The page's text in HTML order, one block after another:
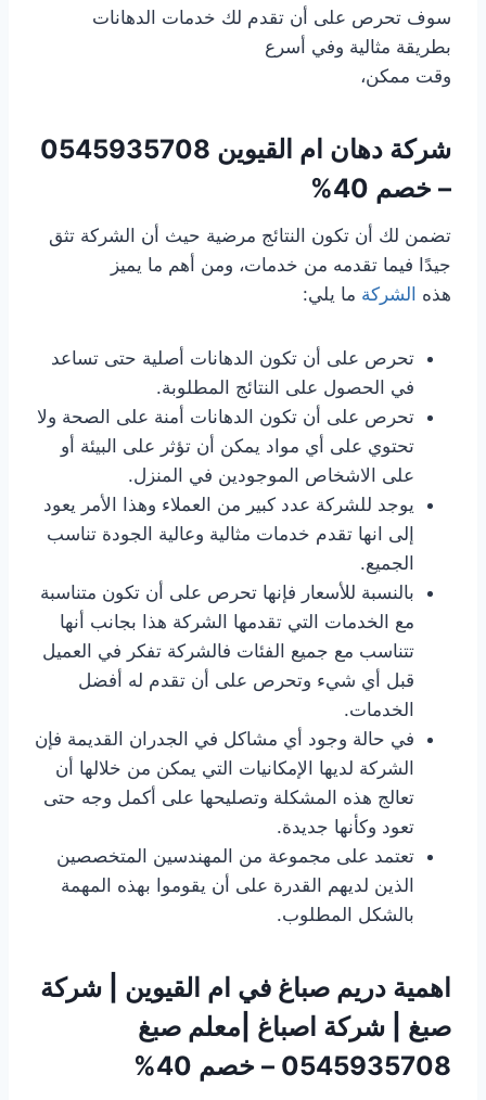
سوف تحرص على أن تقدم لك خدمات الدهانات
بطريقة مثالية وفي أسرع
وقت ممكن،
شركة دهان ام القيوين 0545935708
– خصم 40%
تضمن لك أن تكون النتائج مرضية حيث أن الشركة تثق
جيدًا فيما تقدمه من خدمات، ومن أهم ما يميز
هذه الشركة ما يلي:
تحرص على أن تكون الدهانات أصلية حتى تساعد
في الحصول على النتائج المطلوبة.
تحرص على أن تكون الدهانات أمنة على الصحة ولا
تحتوي على أي مواد يمكن أن تؤثر على البيئة أو
على الاشخاص الموجودين في المنزل.
يوجد للشركة عدد كبير من العملاء وهذا الأمر يعود
إلى انها تقدم خدمات مثالية وعالية الجودة تناسب
الجميع.
بالنسبة للأسعار فإنها تحرص على أن تكون متناسبة
مع الخدمات التي تقدمها الشركة هذا بجانب أنها
تتناسب مع جميع الفئات فالشركة تفكر في العميل
قبل أي شيء وتحرص على أن تقدم له أفضل
الخدمات.
في حالة وجود أي مشاكل في الجدران القديمة فإن
الشركة لديها الإمكانيات التي يمكن من خلالها أن
تعالج هذه المشكلة وتصليحها على أكمل وجه حتى
تعود وكأنها جديدة.
تعتمد على مجموعة من المهندسين المتخصصين
الذين لديهم القدرة على أن يقوموا بهذه المهمة
بالشكل المطلوب.
اهمية دريم صباغ في ام القيوين | شركة
صبغ | شركة اصباغ |معلم صبغ
0545935708 – خصم 40%